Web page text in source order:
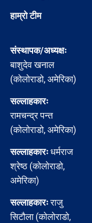
हाम्रो टीम
संस्थापक/अध्यक्षः
बाशुदेव खनाल
(कोलोराडो, अमेरिका)
सल्लाहकारः
रामचन्द्र पन्त
(कोलोराडो, अमेरिका)
सल्लाहकारःधर्मराज
श्रेष्ठ (कोलोराडो,
अमेरिका)
सल्लाहकारःराजु
सिटौला (कोलोराडो,